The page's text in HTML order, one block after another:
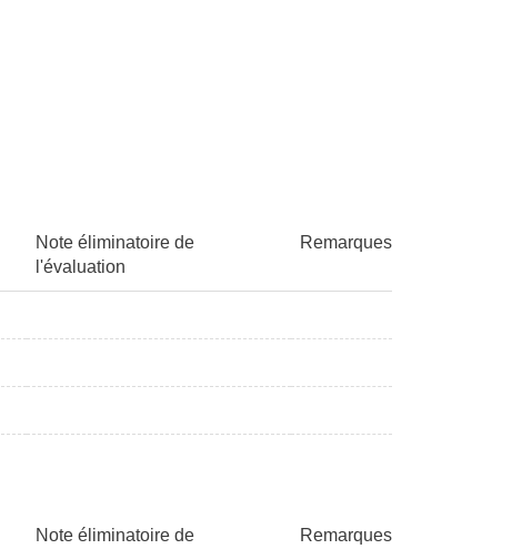
Note éliminatoire de
l'évaluation
Remarques
Note éliminatoire de
Remarques